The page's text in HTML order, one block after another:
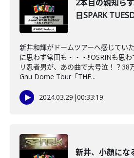
2本目の親知ら
日SPARK
新井和輝がドームツアーへ感じてい
に思わず常田も・・・‼OSRINも思
リ忍者男が、あの曲で大号泣！？38
Gnu Dome Tour「THE...
2024.03.29 |00:33:19
新井、小顔にな